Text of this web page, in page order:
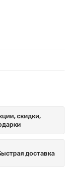
скидки,
доставка